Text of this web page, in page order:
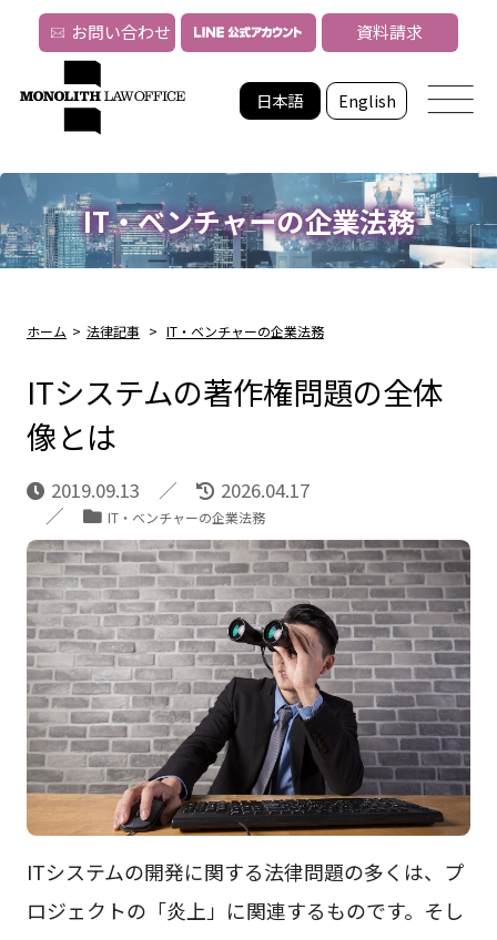
日本語 English
お問い合わせ 資料請求
IT・ベンチャーの企業法務
ホーム > 法律記事 > IT・ベンチャーの企業法務
ITシステムの著作権問題の全体
像とは
2019.09.13 2026.04.17
IT・ベンチャーの企業法務
ITシステムの開発に関する法律問題の多くは、プ
ロジェクトの「炎上」に関連するものです。そし